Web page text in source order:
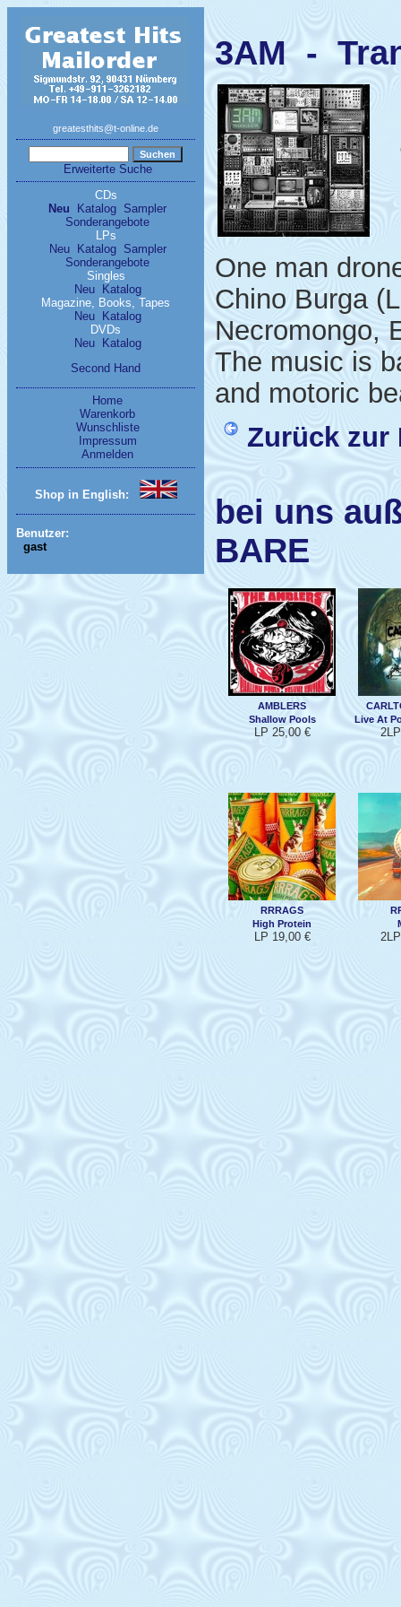
greatesthits@t-online.de
Erweiterte Suche
CDs
Neu
Katalog Sampler
Sonderangebote
LPs
Neu
Katalog
Sampler
Sonderangebote
Singles
Neu
Katalog
Magazine, Books, Tapes
Neu
Katalog
DVDs
Neu
Katalog
Second Hand
Home
Warenkorb
Wunschliste
Impressum
Anmelden
Shop in English:
Benutzer:
gast
3AM -
One man
Chino Burga
Necromongo,
The music is
and motoric
Zurück zur
bei uns
BARE
AMBLERS
Shallow Pools
LP 25,00 €
Live At
RRRAGS
High Protein
LP 19,00 €